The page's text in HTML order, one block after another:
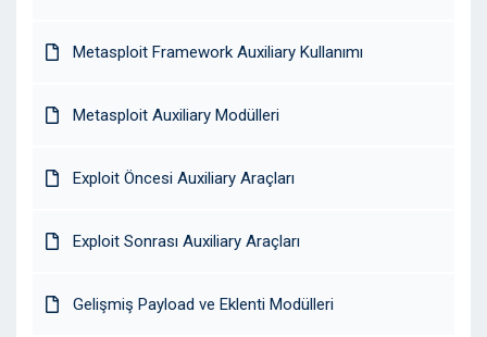
Metasploit Framework Auxiliary Kullanımı
Metasploit Auxiliary Modülleri
Exploit Öncesi Auxiliary Araçları
Exploit Sonrası Auxiliary Araçları
Gelişmiş Payload ve Eklenti Modülleri